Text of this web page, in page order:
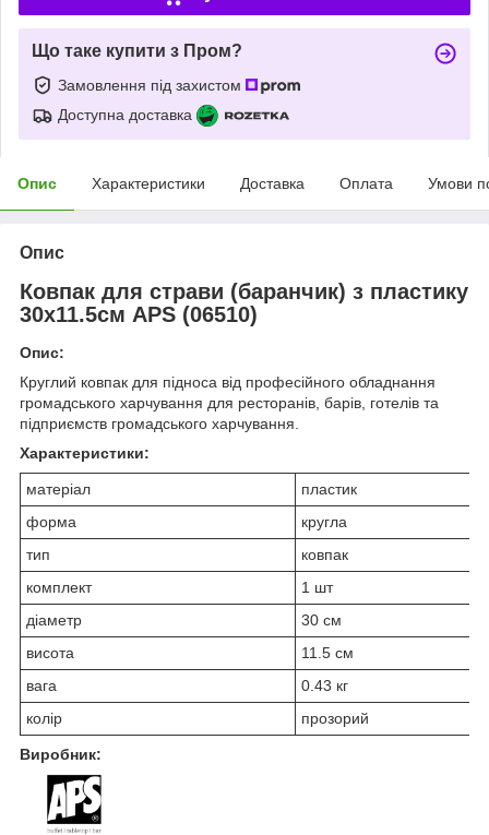
Що таке купити з Пром?
Замовлення під захистом
Доступна доставка
Опис Характеристики Доставка Оплата Умови
Опис
Ковпак для страви (баранчик) з пластику
30х11.5см APS (06510)
Опис:
Круглий ковпак для підноса від професійного обладнання
громадського харчування для ресторанів, барів, готелів та
підприємств громадського харчування.
Характеристики:
матеріал
пластик
форма
кругла
тип
ковпак
комплект
1 шт
діаметр
30 см
висота
11.5 см
вага
0.43 кг
колір
прозорий
Виробник: